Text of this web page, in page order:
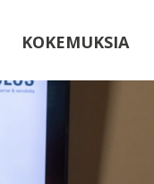
KOKEMUKSIA